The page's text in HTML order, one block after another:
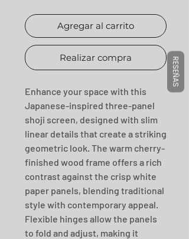
Agregar al carrito
Realizar compra
Enhance your space with this
Japanese-inspired three-panel
shoji screen, designed with slim
linear details that create a striking
geometric look. The warm cherry-
finished wood frame offers a rich
contrast against the crisp white
paper panels, blending traditional
style with contemporary appeal.
Flexible hinges allow the panels
to fold and adjust, making it
RESEÑAS